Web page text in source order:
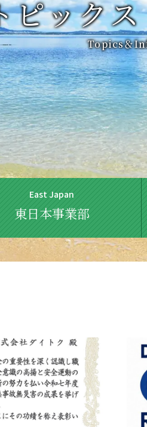
ピック
Topics＆
East Japan
東日本事業部